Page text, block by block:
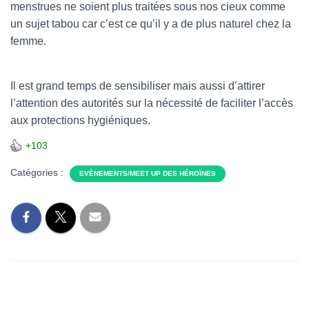
menstrues ne soient plus traitées sous nos cieux comme
un sujet tabou car c’est ce qu’il y a de plus naturel chez la
femme.
Il est grand temps de sensibiliser mais aussi d’attirer
l’attention des autorités sur la nécessité de faciliter l’accès
aux protections hygiéniques.
+103
Catégories : EVÈNEMENTS/MEET UP DES HÉROÏNES